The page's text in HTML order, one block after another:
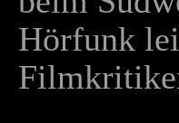
Hörfunk